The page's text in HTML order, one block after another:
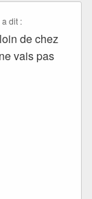
a dit :
de chez
vais pas